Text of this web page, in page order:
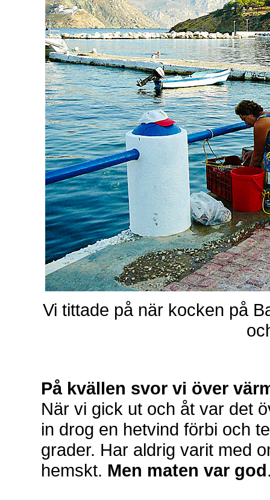
Vi tittade på när kocken på
På kvällen svor vi över
När vi gick ut och åt var det
in drog en hetvind förbi och
grader. Har aldrig varit med
hemskt. Men maten var god